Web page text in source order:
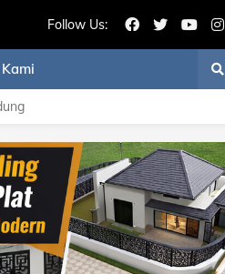
Follow Us: